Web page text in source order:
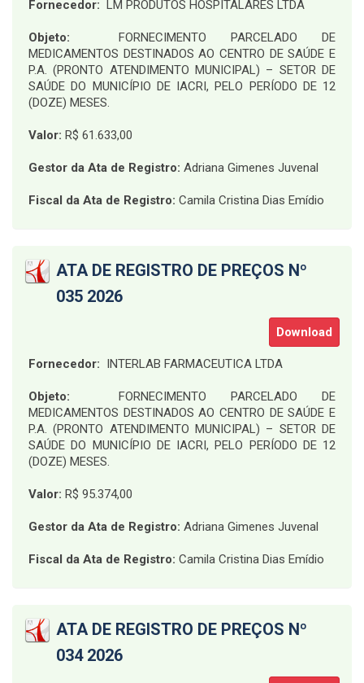
Fornecedor: LM PRODUTOS HOSPITALARES LTDA
Objeto:
FORNECIMENTO PARCELADO DE
MEDICAMENTOS DESTINADOS AO CENTRO DE SAÚDE E
P.A. (PRONTO ATENDIMENTO MUNICIPAL) – SETOR DE
SAÚDE DO MUNICÍPIO DE IACRI, PELO PERÍODO DE 12
(DOZE) MESES.
Valor: R$ 61.633,00
Gestor da Ata de Registro: Adriana Gimenes Juvenal
Fiscal da Ata de Registro: Camila Cristina Dias Emídio
ATA DE REGISTRO DE PREÇOS Nº
035 2026
Download
Fornecedor: INTERLAB FARMACEUTICA LTDA
Objeto:
FORNECIMENTO PARCELADO DE
MEDICAMENTOS DESTINADOS AO CENTRO DE SAÚDE E
P.A. (PRONTO ATENDIMENTO MUNICIPAL) – SETOR DE
SAÚDE DO MUNICÍPIO DE IACRI, PELO PERÍODO DE 12
(DOZE) MESES.
Valor: R$ 95.374,00
Gestor da Ata de Registro: Adriana Gimenes Juvenal
Fiscal da Ata de Registro: Camila Cristina Dias Emídio
ATA DE REGISTRO DE PREÇOS Nº
034 2026